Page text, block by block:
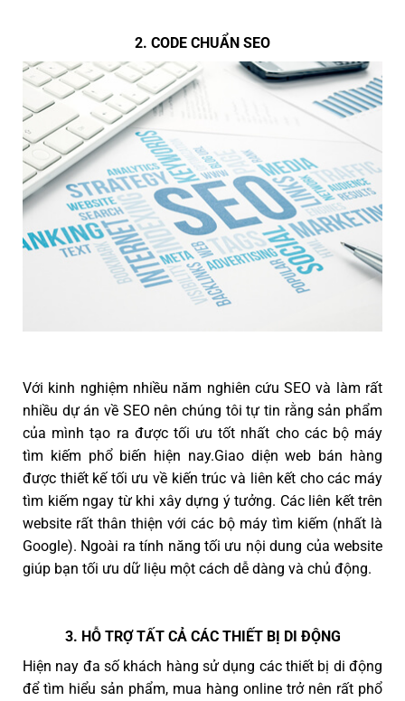
2. CODE CHUẨN SEO
Với kinh nghiệm nhiều năm nghiên cứu SEO và làm rất
nhiều dự án về SEO nên chúng tôi tự tin rằng sản phẩm
của mình tạo ra được tối ưu tốt nhất cho các bộ máy
tìm kiếm phổ biến hiện nay.Giao diện web bán hàng
được thiết kế tối ưu về kiến trúc và liên kết cho các máy
tìm kiếm ngay từ khi xây dựng ý tưởng. Các liên kết trên
website rất thân thiện với các bộ máy tìm kiếm (nhất là
Google). Ngoài ra tính năng tối ưu nội dung của website
giúp bạn tối ưu dữ liệu một cách dễ dàng và chủ động.
3. HỖ TRỢ TẤT CẢ CÁC THIẾT BỊ DI ĐỘNG
Hiện nay đa số khách hàng sử dụng các thiết bị di động
để tìm hiểu sản phẩm, mua hàng online trở nên rất phổ